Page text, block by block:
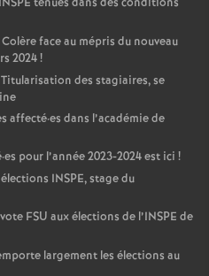
face au mépris du nouveau
2024!
des stagiaires, se
affecté·es dans l’académie de
·es pour l’année 2023-2024 est ici !
INSPE, stage du
FSU aux élections de l’INSPE de
largement les élections au